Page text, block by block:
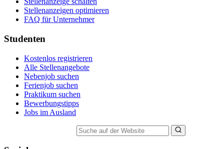
Stellenanzeigen optimieren
FAQ für Unternehmer
Studenten
Kostenlos registrieren
Alle Stellenangebote
Nebenjob suchen
Ferienjob suchen
Praktikum suchen
Bewerbungstipps
Jobs im Ausland